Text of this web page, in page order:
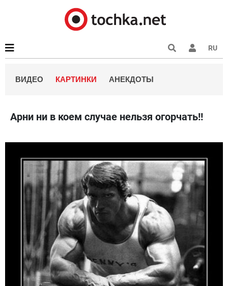
RU
ВИДЕО КАРТИНКИ АНЕКДОТЫ
Арни ни в коем случае нельзя огорчать!!